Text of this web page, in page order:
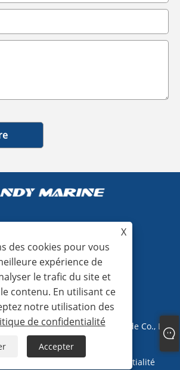
+86-15865772126
Power Industry and Trade Co., Ltd.
Tous droits réservés.
politique de confidentialité
X
des cookies pour vous
expérience de
le trafic du site et
contenu. En utilisant ce
notre utilisation des
de confidentialité
Accepter